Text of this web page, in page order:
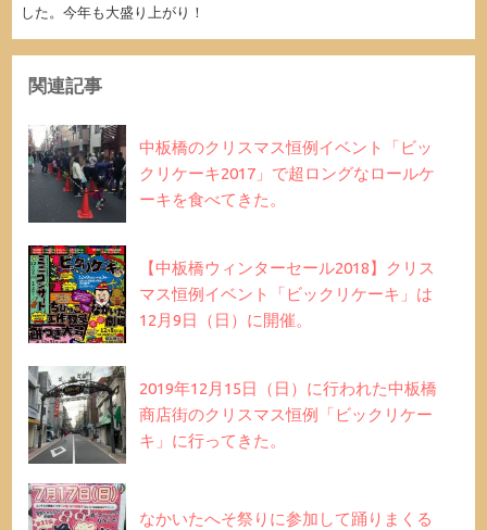
した。今年も大盛り上がり！
関連記事
中板橋のクリスマス恒例イベント「ビッ
クリケーキ2017」で超ロングなロールケ
ーキを食べてきた。
【中板橋ウィンターセール2018】クリス
マス恒例イベント「ビックリケーキ」は
12月9日（日）に開催。
2019年12月15日（日）に行われた中板橋
商店街のクリスマス恒例「ビックリケー
キ」に行ってきた。
なかいたへそ祭りに参加して踊りまくる